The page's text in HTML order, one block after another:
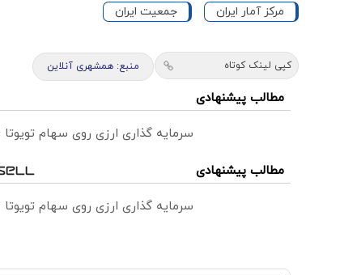
مرکز آمار ایران جمعیت ایران
کپی لینک کوتاه منبع: همشهری آنلاین
مطالب پیشنهادی
سرمایه گذاری ارزی روی سهام
مطالب پیشنهادی
سرمایه گذاری ارزی روی سهام